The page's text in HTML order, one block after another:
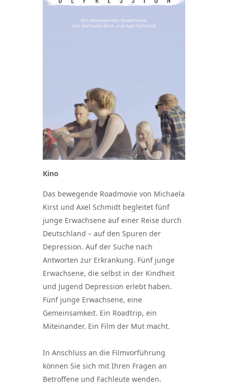
Kino
Das bewegende Roadmovie von Michaela
Kirst und Axel Schmidt begleitet fünf
junge Erwachsene auf einer Reise durch
Deutschland – auf den Spuren der
Depression. Auf der Suche nach
Antworten zur Erkrankung. Fünf junge
Erwachsene, die selbst in der Kindheit
und Jugend Depression erlebt haben.
Fünf junge Erwachsene, eine
Gemeinsamkeit. Ein Roadtrip, ein
Miteinander. Ein Film der Mut macht.
In Anschluss an die Filmvorführung
können Sie sich mit Ihren Fragen an
Betroffene und Fachleute wenden.